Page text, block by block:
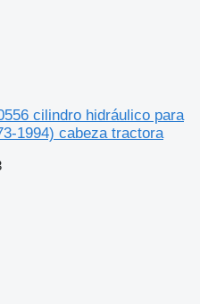
cilindro hidráulico para
1994) cabeza tractora